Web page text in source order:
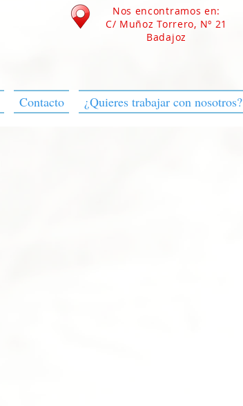
Nos encontramos en:
C/ Muñoz Torrero, Nº 21
Badajoz
Contacto ¿Quieres trabajar con nosotros?